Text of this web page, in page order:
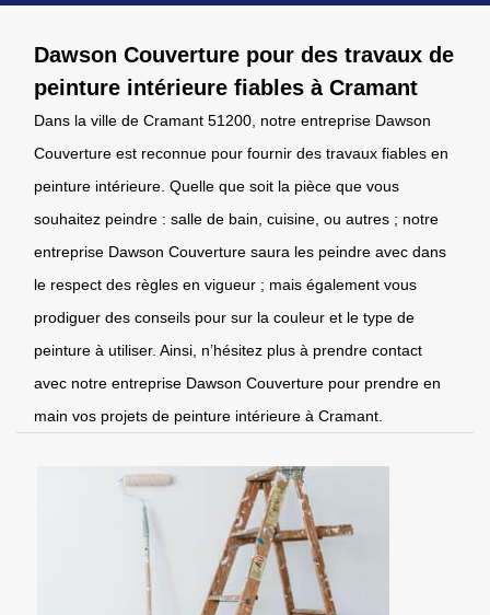
Dawson Couverture pour des travaux de
peinture intérieure fiables à Cramant
Dans la ville de Cramant 51200, notre entreprise Dawson
Couverture est reconnue pour fournir des travaux fiables en
peinture intérieure. Quelle que soit la pièce que vous
souhaitez peindre : salle de bain, cuisine, ou autres ; notre
entreprise Dawson Couverture saura les peindre avec dans
le respect des règles en vigueur ; mais également vous
prodiguer des conseils pour sur la couleur et le type de
peinture à utiliser. Ainsi, n’hésitez plus à prendre contact
avec notre entreprise Dawson Couverture pour prendre en
main vos projets de peinture intérieure à Cramant.